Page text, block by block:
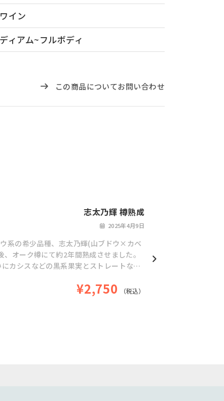
イン
ィアム~フルボディ
この商品についてお問い合わせ
志太乃輝 樽熟成
2025年4月9日
系の希少品種、志太乃輝(山ブドウ×カベ
オーク樽にて約2年間熟成させました。
カシスなどの黒系果実とストレートな酸
す。
¥2,750 （税込）